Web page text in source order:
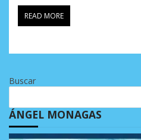
READ MORE
Buscar
ÁNGEL MONAGAS